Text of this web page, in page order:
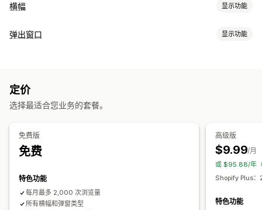
横幅 显示功能
横幅类型
自定义
横幅位置 动画 粘性展示
地理定位
分析和报告
弹出窗口 显示功能
年龄验证
触发器和规则
定价
选择最适合您业务的套餐。
免费版
免费
特色功能
每月最多 2,000 次浏览量
所有横幅和弹窗类型
高级版
$9.99/月
或 $95.88/年
Shopify Plus
特色功能